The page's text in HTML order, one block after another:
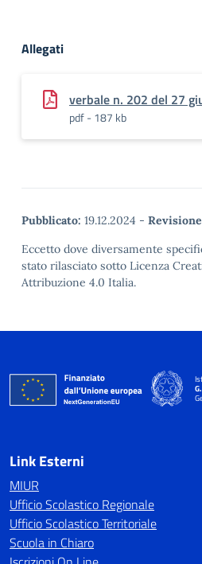
Allegati
verbale n. 202 del 27
pdf - 187 kb
Pubblicato: 19.12.2024 -
Eccetto dove diversamente
stato rilasciato sotto Licenza
Attribuzione 4.0 Italia.
Link Esterni
MIUR
Ufficio Scolastico Regionale
Ufficio Scolastico Territoriale
Scuola in Chiaro